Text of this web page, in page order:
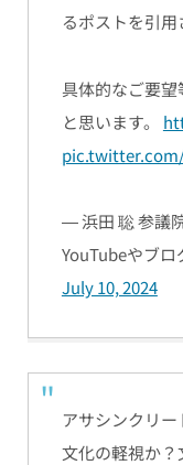
るポストを引用
具体的なご要
と思います。
— 浜田 聡 参議
YouTubeやブ
July 10, 2024
アサシンクリ
文化の軽視か